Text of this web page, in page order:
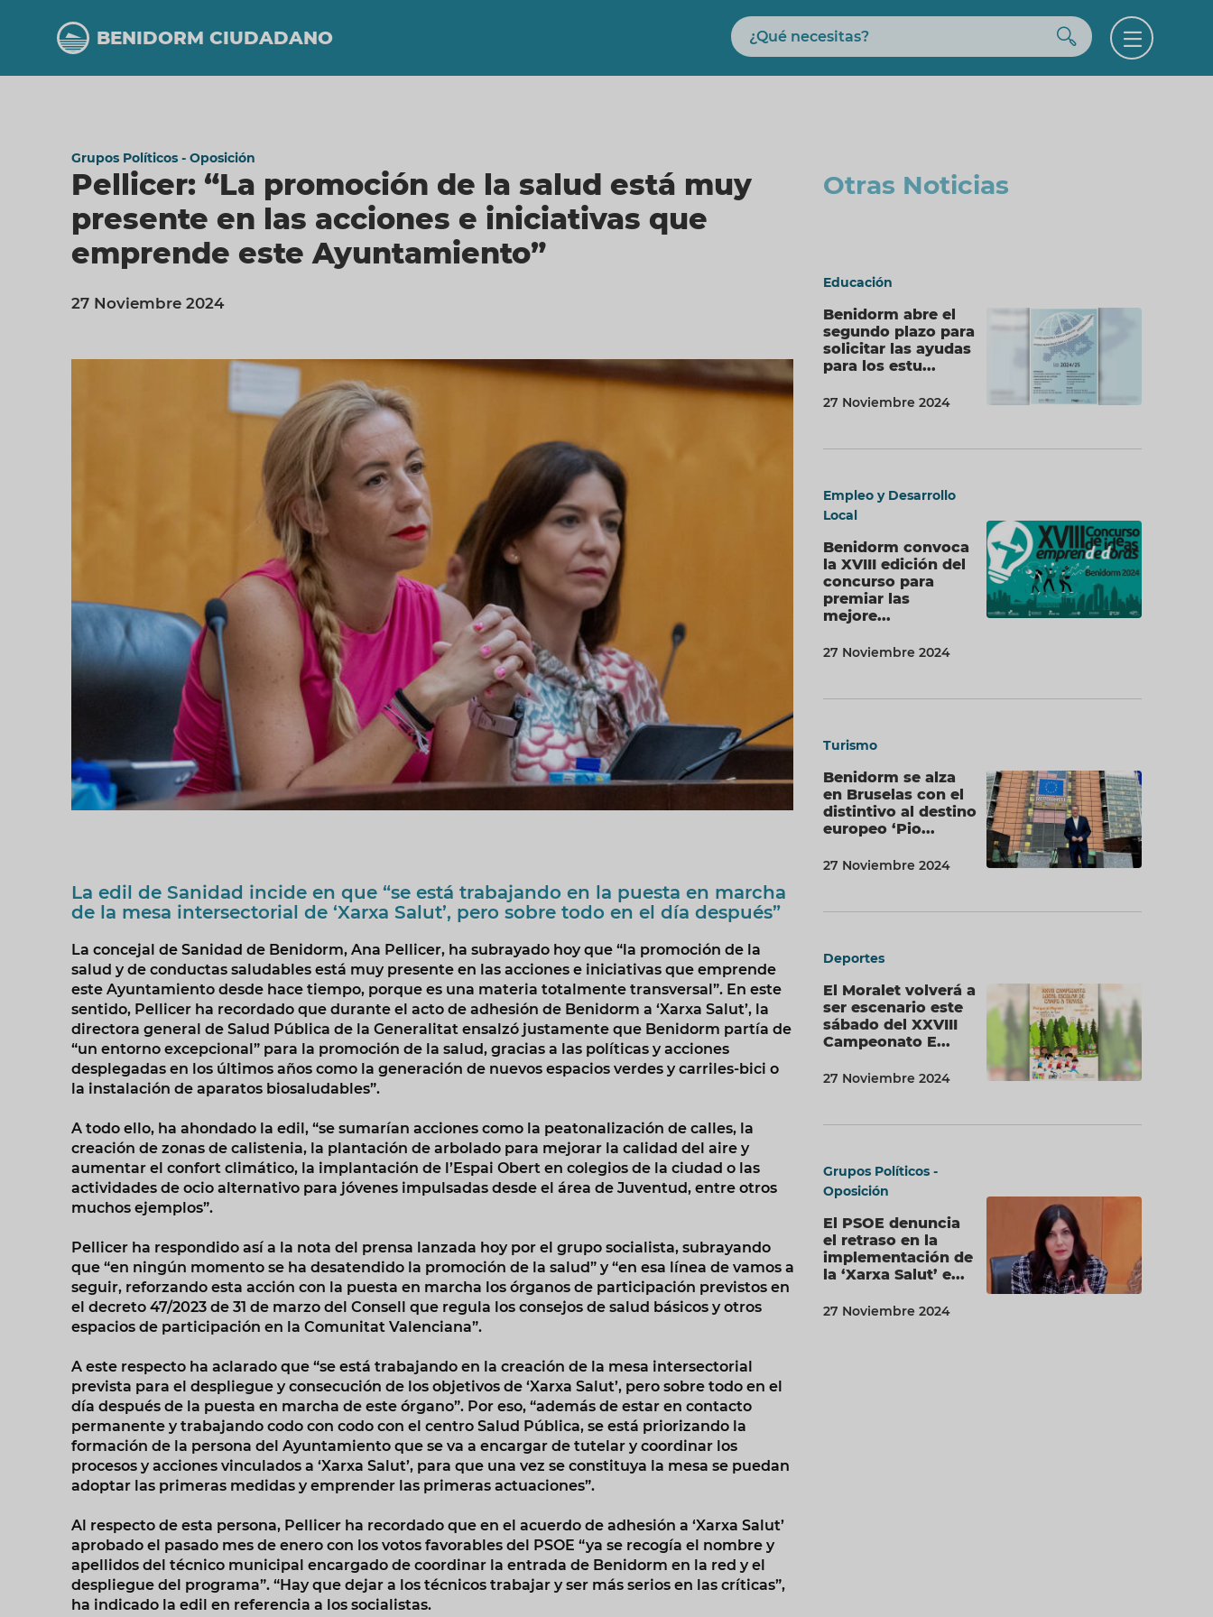
contenido
BENIDORM CIUDADANO
Buscar Buscar
Open
Grupos Políticos - Oposición
Pellicer: “La promoción de la salud está muy
presente en las acciones e iniciativas que
emprende este Ayuntamiento”
27 Noviembre 2024
La edil de Sanidad incide en que “se está trabajando en la puesta en marcha
de la mesa intersectorial de ‘Xarxa Salut’, pero sobre todo en el día después”
La concejal de Sanidad de Benidorm, Ana Pellicer, ha subrayado hoy que “la promoción de la
salud y de conductas saludables está muy presente en las acciones e iniciativas que emprende
este Ayuntamiento desde hace tiempo, porque es una materia totalmente transversal”. En este
sentido, Pellicer ha recordado que durante el acto de adhesión de Benidorm a ‘Xarxa Salut’, la
directora general de Salud Pública de la Generalitat ensalzó justamente que Benidorm partía de
“un entorno excepcional” para la promoción de la salud, gracias a las políticas y acciones
desplegadas en los últimos años como la generación de nuevos espacios verdes y carriles-bici o
la instalación de aparatos biosaludables”.
A todo ello, ha ahondado la edil, “se sumarían acciones como la peatonalización de calles, la
creación de zonas de calistenia, la plantación de arbolado para mejorar la calidad del aire y
aumentar el confort climático, la implantación de l’Espai Obert en colegios de la ciudad o las
actividades de ocio alternativo para jóvenes impulsadas desde el área de Juventud, entre otros
muchos ejemplos”.
Pellicer ha respondido así a la nota del prensa lanzada hoy por el grupo socialista, subrayando
que “en ningún momento se ha desatendido la promoción de la salud” y “en esa línea de vamos a
seguir, reforzando esta acción con la puesta en marcha los órganos de participación previstos en
el decreto 47/2023 de 31 de marzo del Consell que regula los consejos de salud básicos y otros
espacios de participación en la Comunitat Valenciana”.
A este respecto ha aclarado que “se está trabajando en la creación de la mesa intersectorial
prevista para el despliegue y consecución de los objetivos de ‘Xarxa Salut’, pero sobre todo en el
día después de la puesta en marcha de este órgano”. Por eso, “además de estar en contacto
permanente y trabajando codo con codo con el centro Salud Pública, se está priorizando la
formación de la persona del Ayuntamiento que se va a encargar de tutelar y coordinar los
procesos y acciones vinculados a ‘Xarxa Salut’, para que una vez se constituya la mesa se puedan
adoptar las primeras medidas y emprender las primeras actuaciones”.
Al respecto de esta persona, Pellicer ha recordado que en el acuerdo de adhesión a ‘Xarxa Salut’
aprobado el pasado mes de enero con los votos favorables del PSOE “ya se recogía el nombre y
apellidos del técnico municipal encargado de coordinar la entrada de Benidorm en la red y el
despliegue del programa”. “Hay que dejar a los técnicos trabajar y ser más serios en las críticas”,
ha indicado la edil en referencia a los socialistas.
Otras Noticias
Educación
Benidorm abre el
segundo plazo para
solicitar las ayudas
para los estu...
27 Noviembre 2024
Empleo y Desarrollo
Local
Benidorm convoca
la XVIII edición del
concurso para
premiar las
mejore...
27 Noviembre 2024
Turismo
Benidorm se alza
en Bruselas con el
distintivo al destino
europeo ‘Pio...
27 Noviembre 2024
Deportes
El Moralet volverá a
ser escenario este
sábado del XXVIII
Campeonato E...
27 Noviembre 2024
Grupos Políticos -
Oposición
El PSOE denuncia
el retraso en la
implementación de
la ‘Xarxa Salut’ e...
27 Noviembre 2024